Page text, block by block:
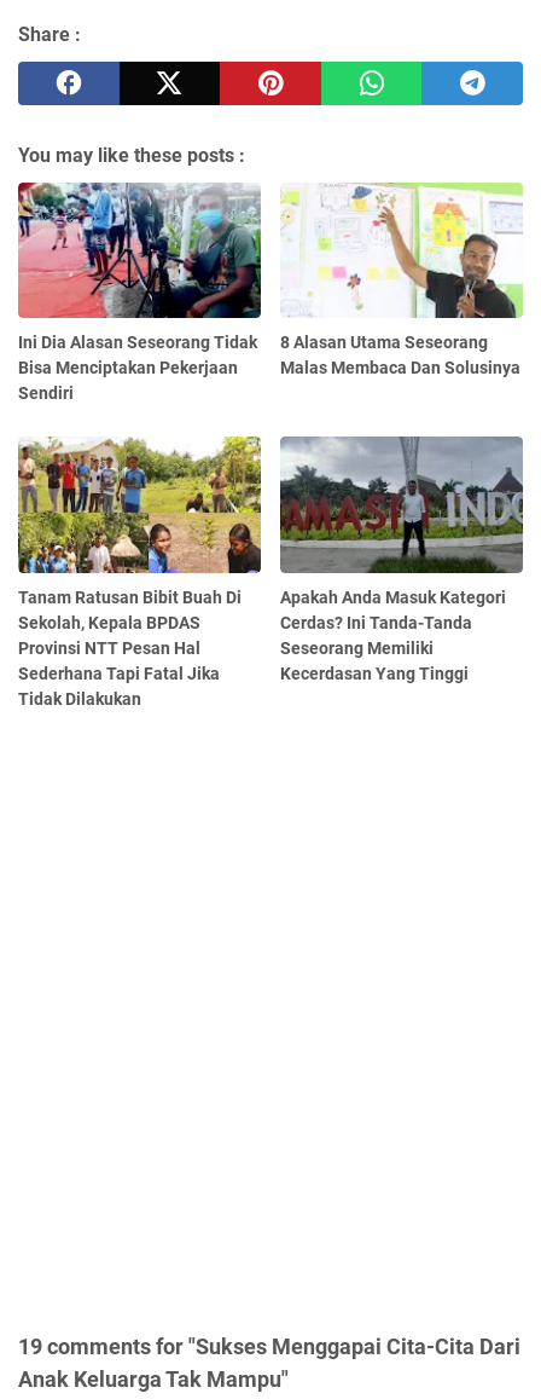
Share :
You may like these posts :
Ini Dia Alasan Seseorang Tidak
Bisa Menciptakan Pekerjaan
Sendiri
8 Alasan Utama Seseorang
Malas Membaca Dan Solusinya
Tanam Ratusan Bibit Buah Di
Sekolah, Kepala BPDAS
Provinsi NTT Pesan Hal
Sederhana Tapi Fatal Jika
Tidak Dilakukan
Apakah Anda Masuk Kategori
Cerdas? Ini Tanda-Tanda
Seseorang Memiliki
Kecerdasan Yang Tinggi
19 comments for "Sukses Menggapai Cita-Cita Dari
Anak Keluarga Tak Mampu"